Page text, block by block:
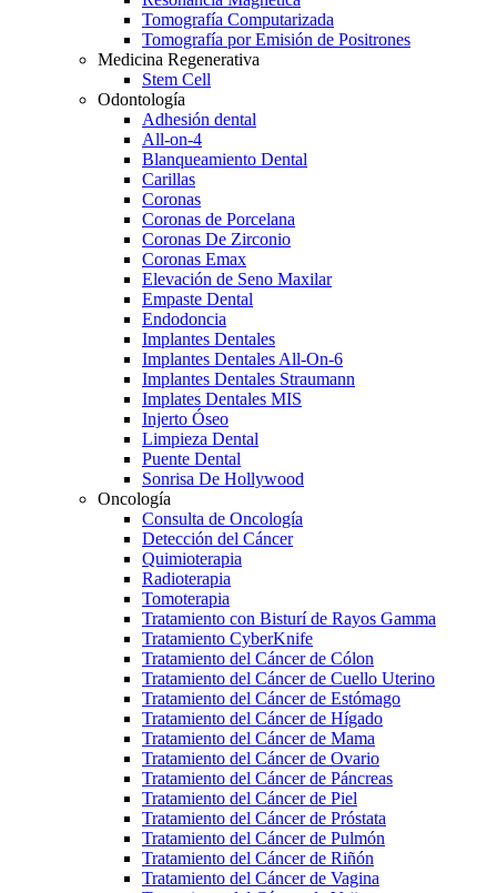
Tomografía Computarizada
Tomografía por Emisión de Positrones
Medicina Regenerativa
Stem Cell
Odontología
Adhesión dental
All-on-4
Blanqueamiento Dental
Carillas
Coronas
Coronas de Porcelana
Coronas De Zirconio
Coronas Emax
Elevación de Seno Maxilar
Empaste Dental
Endodoncia
Implantes Dentales
Implantes Dentales All-On-6
Implantes Dentales Straumann
Implates Dentales MIS
Injerto Óseo
Limpieza Dental
Puente Dental
Sonrisa De Hollywood
Oncología
Consulta de Oncología
Detección del Cáncer
Quimioterapia
Radioterapia
Tomoterapia
Tratamiento con Bisturí de Rayos Gamma
Tratamiento CyberKnife
Tratamiento del Cáncer de Cólon
Tratamiento del Cáncer de Cuello Uterino
Tratamiento del Cáncer de Estómago
Tratamiento del Cáncer de Hígado
Tratamiento del Cáncer de Mama
Tratamiento del Cáncer de Ovario
Tratamiento del Cáncer de Páncreas
Tratamiento del Cáncer de Piel
Tratamiento del Cáncer de Próstata
Tratamiento del Cáncer de Pulmón
Tratamiento del Cáncer de Riñón
Tratamiento del Cáncer de Vagina